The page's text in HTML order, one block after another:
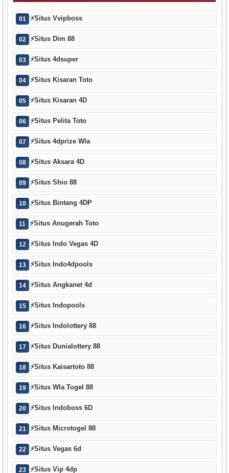
01 ⚡Situs Vvipboss
02 ⚡Situs Dim 88
03 ⚡Situs 4dsuper
04 ⚡Situs Kisaran Toto
05 ⚡Situs Kisaran 4D
06 ⚡Situs Pelita Toto
07 ⚡Situs 4dprize Wla
08 ⚡Situs Aksara 4D
09 ⚡Situs Shio 88
10 ⚡Situs Bintang 4DP
11 ⚡Situs Anugerah Toto
12 ⚡Situs Indo Vegas 4D
13 ⚡Situs Indo4dpools
14 ⚡Situs Angkanet 4d
15 ⚡Situs Indopools
16 ⚡Situs Indolottery 88
17 ⚡Situs Dunialottery 88
18 ⚡Situs Kaisartoto 88
19 ⚡Situs Wla Togel 88
20 ⚡Situs Indoboss 6D
21 ⚡Situs Microtogel 88
22 ⚡Situs Vegas 6d
23 ⚡Situs Vip 4dp